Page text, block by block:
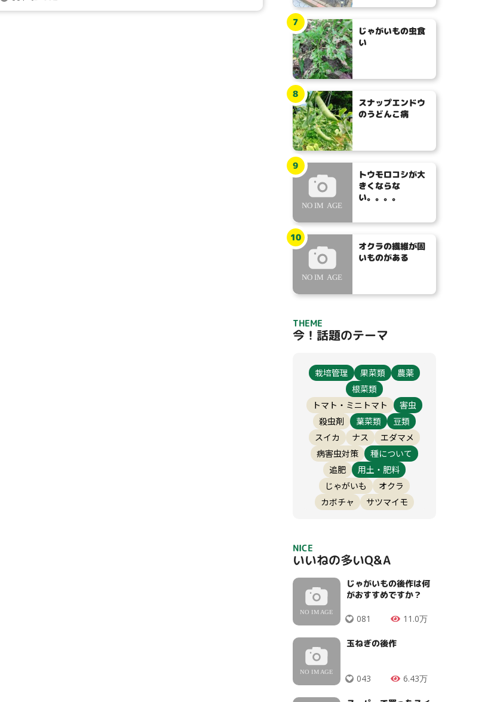
じゃがいもの虫食
い
7
スナップエンドウ
のうどんこ病
8
トウモロコシが大
きくならな
い。。。。
9
オクラの繊維が固
いものがある
10
THEME
今！話題のテーマ
栽培管理 果菜類
農薬
根菜類
トマト・ミニトマト
害虫
殺虫剤
葉菜類
豆類
スイカ
ナス
エダマメ
病害虫対策
種について
追肥
用土・肥料
じゃがいも
オクラ
カボチャ
サツマイモ
NICE
いいねの多いQ&A
じゃがいもの後作は何
がおすすめですか？
081 11.0万
玉ねぎの後作
043 6.43万